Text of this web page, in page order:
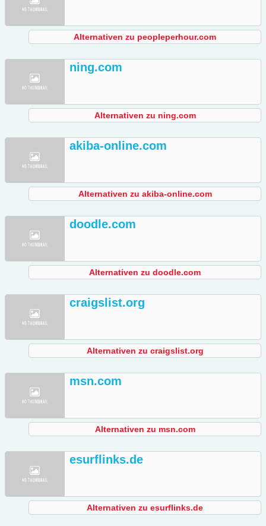
Alternativen zu peopleperhour.com
ning.com
Alternativen zu ning.com
akiba-online.com
Alternativen zu akiba-online.com
doodle.com
Alternativen zu doodle.com
craigslist.org
Alternativen zu craigslist.org
msn.com
Alternativen zu msn.com
esurflinks.de
Alternativen zu esurflinks.de